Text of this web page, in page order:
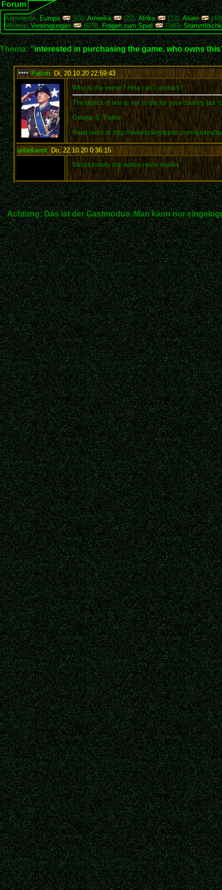
Forum
Kontinente:Europa (63),Amerika (22),Afrika (13),Asien
Weitere:Vereinigungen (679),Fragen zum Spiel (346),
Thema: "interested in purchasing the game. who owns
Patton, Di, 20.10.20 22:59:43:
Who is the owner? How can I contact?
The object of war is not to die for your country but
George S. Patton
Read more at http://www.brainyquote.com/quotes/
unbekannt, Do, 22.10.20 0:36:15:
Unfortunately the admin never replies
Achtung: Das ist der Gastmodus. Man kann nur